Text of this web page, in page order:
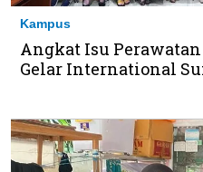
Kampus
Angkat Isu Perawatan
Gelar International